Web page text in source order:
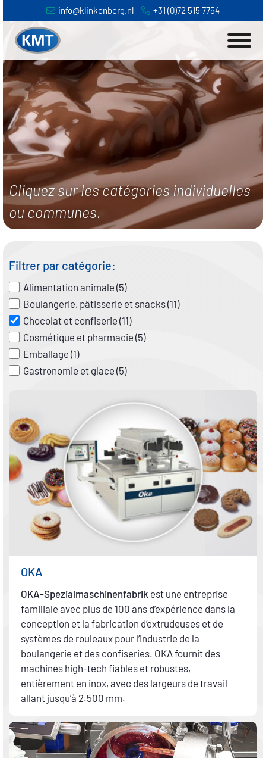
à
navigation
principale
au
contenu
principal
info@klinkenberg.nl +31 (0)72 515 7754
Home
Produits
Actualités
Projets
Service
Utilisé / Disponible
Cliquez sur les catégories individuelles
ou communes.
Filtrer par catégorie:
Alimentation animale (5)
Boulangerie, pâtisserie et snacks (11)
Chocolat et confiserie (11)
Cosmétique et pharmacie (5)
Emballage (1)
Gastronomie et glace (5)
OKA
OKA-Spezialmaschinenfabrik est une entreprise
familiale avec plus de 100 ans d’expérience dans la
conception et la fabrication d’extrudeuses et de
systèmes de rouleaux pour l’industrie de la
boulangerie et des confiseries. OKA fournit des
machines high-tech fiables et robustes,
entièrement en inox, avec des largeurs de travail
allant jusqu’à 2.500 mm.